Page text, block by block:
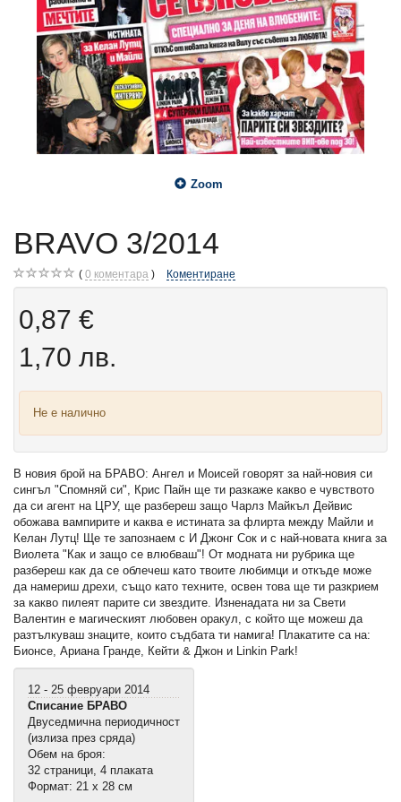
Zoom
BRAVO 3/2014
0 коментара Коментиране
0,87 €
1,70 лв.
Не е налично
В новия брой на БРАВО: Ангел и Моисей говорят за най-новия си
сингъл "Спомняй си", Крис Пайн ще ти разкаже какво е чувството
да си агент на ЦРУ, ще разбереш защо Чарлз Майкъл Дейвис
обожава вампирите и каква е истината за флирта между Майли и
Келан Лутц! Ще те запознаем с И Джонг Сок и с най-новата книга за
Виолета "Как и защо се влюбваш"! От модната ни рубрика ще
разбереш как да се облечеш като твоите любимци и откъде може
да намериш дрехи, също като техните, освен това ще ти разкрием
за какво пилеят парите си звездите. Изненадата ни за Свети
Валентин е магическият любовен оракул, с който ще можеш да
разтълкуваш знаците, които съдбата ти намига! Плакатите са на:
Бионсе, Ариана Гранде, Кейти & Джон и Linkin Park!
12 - 25 февруари 2014
Списание БРАВО
Двуседмична периодичност
(излиза през сряда)
Обем на броя:
32 страници, 4 плаката
Формат: 21 х 28 см